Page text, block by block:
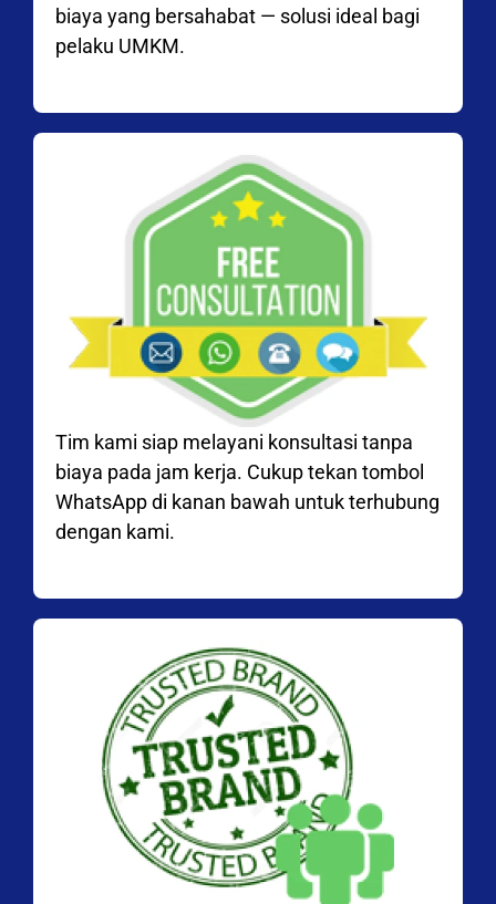
biaya yang bersahabat — solusi ideal bagi
pelaku UMKM.
Tim kami siap melayani konsultasi tanpa
biaya pada jam kerja. Cukup tekan tombol
WhatsApp di kanan bawah untuk terhubung
dengan kami.